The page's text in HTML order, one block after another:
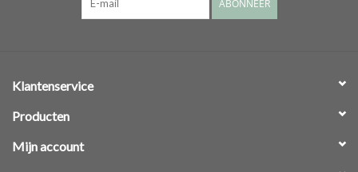
ABONNEER
Klantenservice
Producten
Mijn account